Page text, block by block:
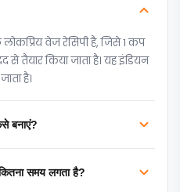
वेज रेसिपी है, जिसे 1 कप
से तैयार किया जाता है। यह इंडियन
है।
बनाएं?
समय लगता है?